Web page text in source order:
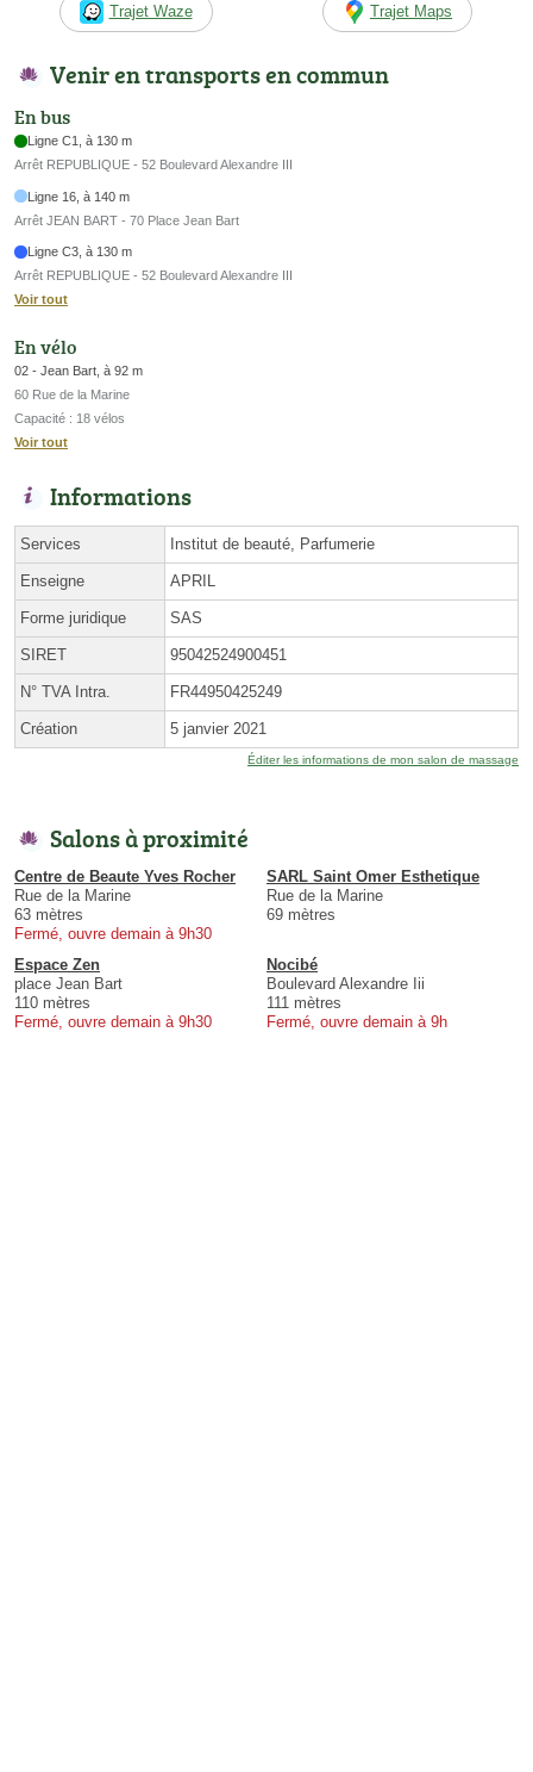
Trajet Waze Trajet Maps
Venir en transports en commun
En bus
Ligne C1, à 130 m
Arrêt REPUBLIQUE - 52 Boulevard Alexandre III
Ligne 16, à 140 m
Arrêt JEAN BART - 70 Place Jean Bart
Ligne C3, à 130 m
Arrêt REPUBLIQUE - 52 Boulevard Alexandre III
Voir tout
En vélo
02 - Jean Bart, à 92 m
60 Rue de la Marine
Capacité : 18 vélos
Voir tout
Informations
Services Institut de beauté, Parfumerie
Enseigne APRIL
Forme juridique SAS
SIRET 95042524900451
N° TVA Intra. FR44950425249
Création 5 janvier 2021
Éditer les informations de mon salon de massage
Salons à proximité
Centre de Beaute Yves Rocher
Rue de la Marine
63 mètres
Fermé, ouvre demain à 9h30
SARL Saint Omer Esthetique
Rue de la Marine
69 mètres
Espace Zen
place Jean Bart
110 mètres
Fermé, ouvre demain à 9h30
Nocibé
Boulevard Alexandre Iii
111 mètres
Fermé, ouvre demain à 9h